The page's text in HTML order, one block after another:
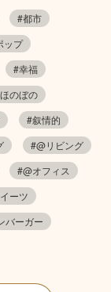
#都市
ップ
#幸福
のぼの
#叙情的
#@リビング
#@オフィス
ーツ
バーガー